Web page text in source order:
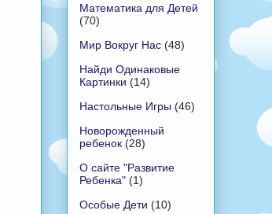
Математика для Детей
(70)
Мир Вокруг Нас (48)
Найди Одинаковые
Картинки (14)
Настольные Игры (46)
Новорожденный
ребенок (28)
О сайте "Развитие
Ребенка" (1)
Особые Дети (10)